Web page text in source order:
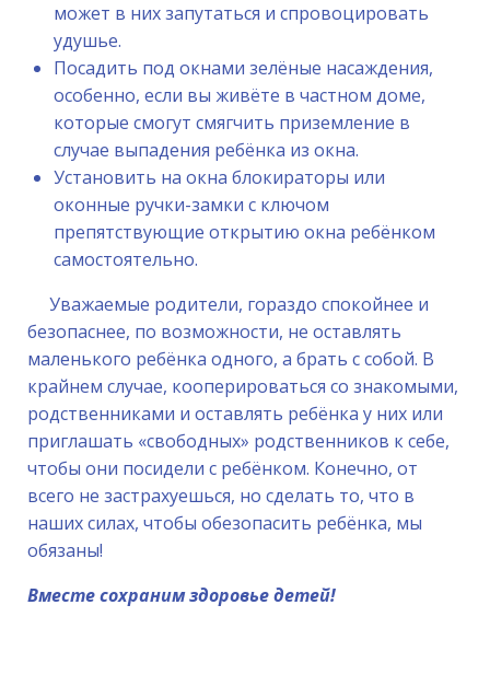
может в них запутаться и спровоцировать
удушье.
Посадить под окнами зелёные насаждения,
особенно, если вы живёте в частном доме,
которые смогут смягчить приземление в
случае выпадения ребёнка из окна.
Установить на окна блокираторы или
оконные ручки-замки с ключом
препятствующие открытию окна ребёнком
самостоятельно.
Уважаемые родители, гораздо спокойнее и
безопаснее, по возможности, не оставлять
маленького ребёнка одного, а брать с собой. В
крайнем случае, кооперироваться со знакомыми,
родственниками и оставлять ребёнка у них или
приглашать «свободных» родственников к себе,
чтобы они посидели с ребёнком. Конечно, от
всего не застрахуешься, но сделать то, что в
наших силах, чтобы обезопасить ребёнка, мы
обязаны!
Вместе сохраним здоровье детей!